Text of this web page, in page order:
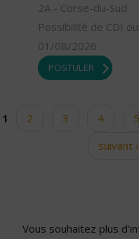
2A - Corse-du-Sud
Possibilité de CDI
01/08/2026
POSTULER
Pages
1 2 3 4 5
suivant ›
Vous souhaitez plus